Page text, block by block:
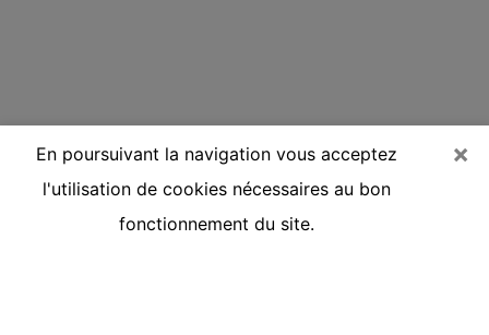
×
En poursuivant la navigation vous acceptez
l'utilisation de cookies nécessaires au bon
fonctionnement du site.